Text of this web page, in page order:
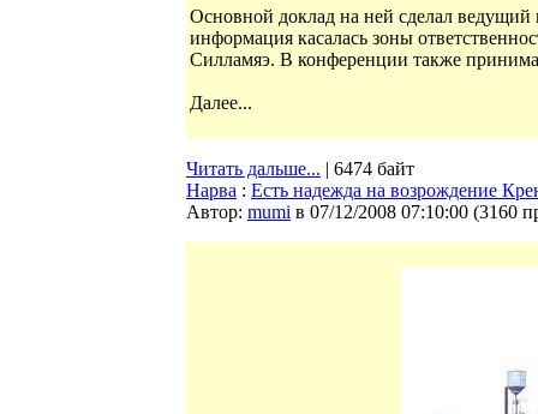
Основной доклад на ней сделал
информация касалась зоны
Силламяэ. В конференции также
Далее...
Читать дальше... | 6474 байт
Нарва : Есть надежда на возрождение
Автор: mumi в 07/12/2008 07:10:00 (3160